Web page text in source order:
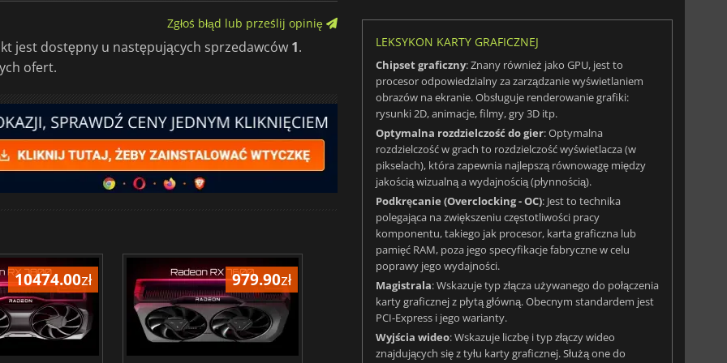
Zgłoś błąd lub prześlij opinię
jest dostępny u następujących sprzedawców 1.
ofert.
10474.00zł 979.90zł 1417.00zł 249.00
LEKSYKON KARTY GRAFICZNEJ
Chipset graficzny: Znany również jako GPU, jest to
procesor odpowiedzialny za zarządzanie wyświetlaniem
obrazów na ekranie. Obsługuje renderowanie grafiki:
rysunki 2D, animacje, filmy, gry 3D itp.
Optymalna rozdzielczość do gier: Optymalna
rozdzielczość w grach to rozdzielczość wyświetlacza (w
pikselach), która zapewnia najlepszą równowagę między
jakością wizualną a wydajnością (płynnością).
Podkręcanie (Overclocking - OC): Jest to technika
polegająca na zwiększeniu częstotliwości pracy
komponentu, takiego jak procesor, karta graficzna lub
pamięć RAM, poza jego specyfikacje fabryczne w celu
poprawy jego wydajności.
Magistrala: Wskazuje typ złącza używanego do połączenia
karty graficznej z płytą główną. Obecnym standardem jest
PCI-Express i jego warianty.
Wyjścia wideo: Wskazuje liczbę i typ złączy wideo
znajdujących się z tyłu karty graficznej. Służą one do